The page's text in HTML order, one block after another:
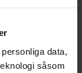
data,
såsom